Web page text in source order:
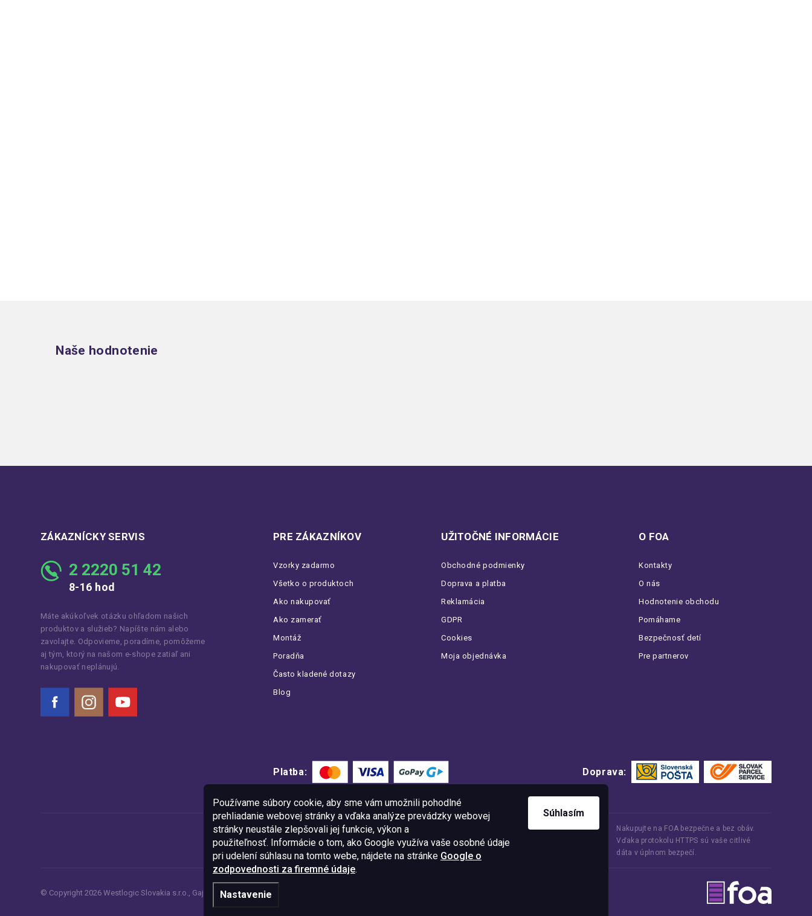
Používame súbory cookie, aby sme vám umožnili pohodlné
prehliadanie webovej stránky a vďaka analýze prevádzky webovej
stránky neustále zlepšovali jej funkcie, výkon a
použiteľnosť. Informácie o tom, ako Google využíva vaše osobné údaje
pri udelení súhlasu na tomto webe, nájdete na stránke Google o
zodpovednosti za firemné údaje.
Nastavenie
Súhlasím
Naše hodnotenie
ZÁKAZNÍCKY SERVIS
2 2220 51 42
8-16 hod
Máte akúkoľvek otázku ohľadom našich
produktov a služieb? Napíšte nám alebo
zavolajte. Odpovieme, poradíme, pomôžeme
aj tým, ktorý na našom e-shope zatiaľ ani
nakupovať neplánujú.
Instagram
PRE ZÁKAZNÍKOV
Vzorky zadarmo
Všetko o produktoch
Ako nakupovať
Ako zamerať
Montáž
Poradňa
Často kladené dotazy
Blog
UŽITOČNÉ INFORMÁCIE
Obchodné podmienky
Doprava a platba
Reklamácia
GDPR
Cookies
Moja objednávka
O FOA
Kontakty
O nás
Hodnotenie obchodu
Pomáhame
Bezpečnosť detí
Pre partnerov
Platba: Doprava:
Nakupujte na FOA bezpečne a bez obáv.
Vďaka protokolu HTTPS sú vaše citlivé
dáta v úplnom bezpečí.
© Copyright 2026 Westlogic Slovakia s.r.o., Gajova 4, Bratislava, 811 09